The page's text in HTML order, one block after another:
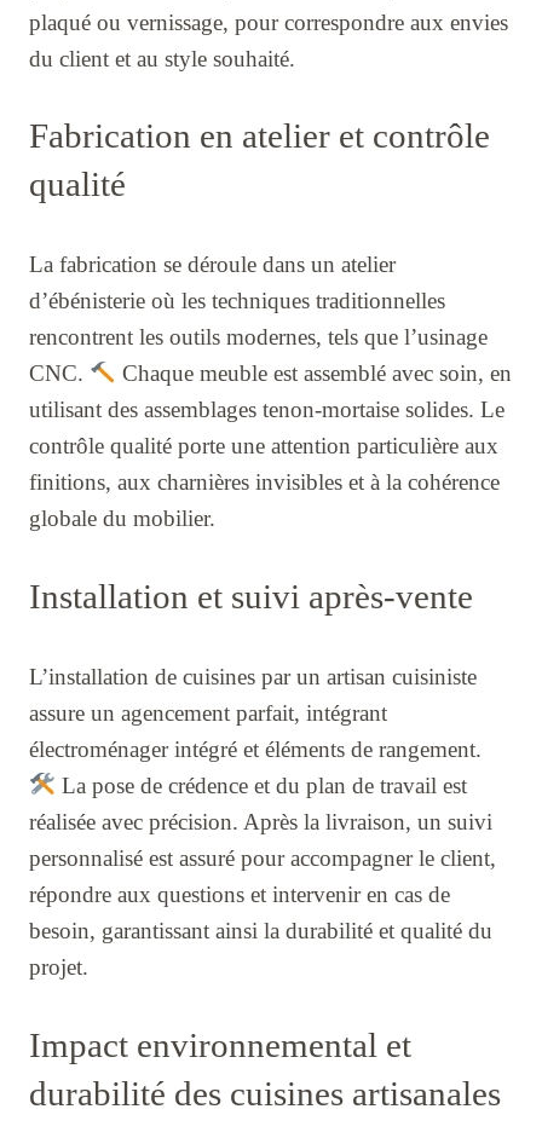
plaqué ou vernissage, pour correspondre aux envies
du client et au style souhaité.
Fabrication en atelier et contrôle
qualité
La fabrication se déroule dans un atelier
d’ébénisterie où les techniques traditionnelles
rencontrent les outils modernes, tels que l’usinage
CNC.
Chaque meuble est assemblé avec soin, en
utilisant des assemblages tenon-mortaise solides. Le
contrôle qualité porte une attention particulière aux
finitions, aux charnières invisibles et à la cohérence
globale du mobilier.
Installation et suivi après-vente
L’installation de cuisines par un artisan cuisiniste
assure un agencement parfait, intégrant
électroménager intégré et éléments de rangement.
La pose de crédence et du plan de travail est
réalisée avec précision. Après la livraison, un suivi
personnalisé est assuré pour accompagner le client,
répondre aux questions et intervenir en cas de
besoin, garantissant ainsi la durabilité et qualité du
projet.
Impact environnemental et
durabilité des cuisines artisanales